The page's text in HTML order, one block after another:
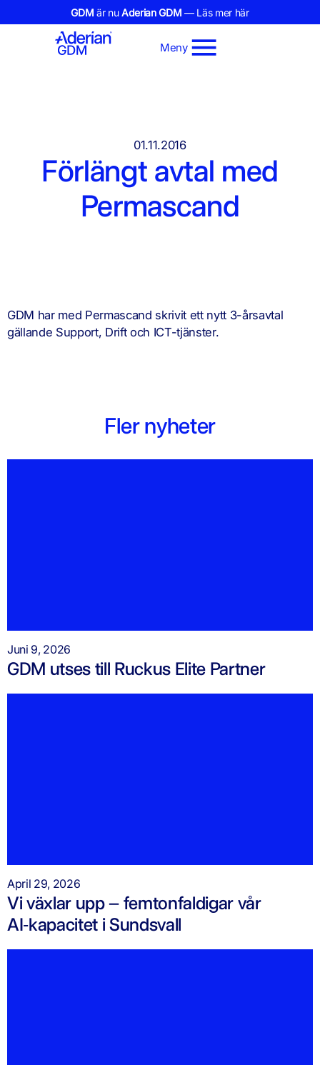
GDM är nuAderian GDM — Läs mer här
Meny
01.11.2016
Förlängt avtal med
Permascand
GDM har med Permascand skrivit ett nytt 3-årsavtal
gällande Support, Drift och ICT-tjänster.
Fler nyheter
Juni 9, 2026
GDM utses till Ruckus Elite Partner
April 29, 2026
Vi växlar upp – femtonfaldigar vår
AI‑kapacitet i Sundsvall